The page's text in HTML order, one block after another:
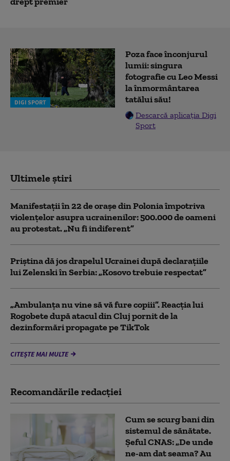
DIGI SPORT
Poza face înconjurul
lumii: singura
fotografie cu Leo Messi
la înmormântarea
tatălui său!
Descarcă aplicația Digi
Sport
Ultimele știri
Manifestații în 22 de orașe din Polonia împotriva
violențelor asupra ucrainenilor: 500.000 de oameni
au protestat. „Nu fi indiferent”
Priștina dă jos drapelul Ucrainei după declarațiile
lui Zelenski în Serbia: „Kosovo trebuie respectat”
„Ambulanța nu vine să vă fure copiii”. Reacția lui
Rogobete după atacul din Cluj pornit de la
dezinformări propagate pe TikTok
CITEȘTE MAI MULTE
Recomandările redacţiei
Cum se scurg bani din
sistemul de sănătate.
Șeful CNAS: „De unde
ne-am dat seama? Au